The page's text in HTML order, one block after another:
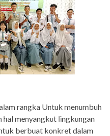
rangka Untuk menumbuh
hal menyangkut lingkungan
berbuat konkret dalam